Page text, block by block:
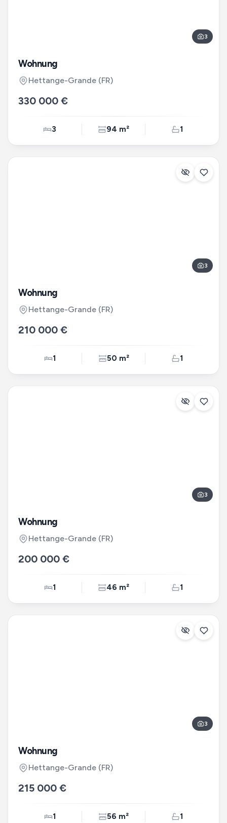
3
Wohnung
Hettange-Grande (FR)
330 000 €
3 94 m² 1
3
Wohnung
Hettange-Grande (FR)
210 000 €
1 50 m² 1
3
Wohnung
Hettange-Grande (FR)
200 000 €
1 46 m² 1
3
Wohnung
Hettange-Grande (FR)
215 000 €
1 56 m² 1